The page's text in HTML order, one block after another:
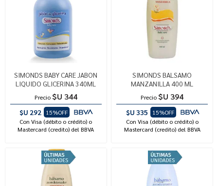
SIMONDS BABY CARE JABON
LIQUIDO GLICERINA 340ML
Precio $U 344
$U 292
15%OFF
Con Visa (débito o crédito) o
Mastercard (credito) del BBVA
SIMONDS BALSAMO
MANZANILLA 400 ML
Precio $U 394
$U 335
15%OFF
Con Visa (débito o crédito) o
Mastercard (credito) del BBVA